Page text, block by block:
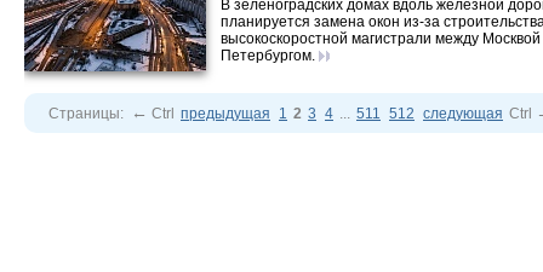
В зеленоградских домах вдоль железной
планируется замена окон из-за
высокоскоростной магистрали между
Петербургом.
Страницы: ← Ctrl предыдущая 1 2 3 4 ... 511 512 следующая Ctrl